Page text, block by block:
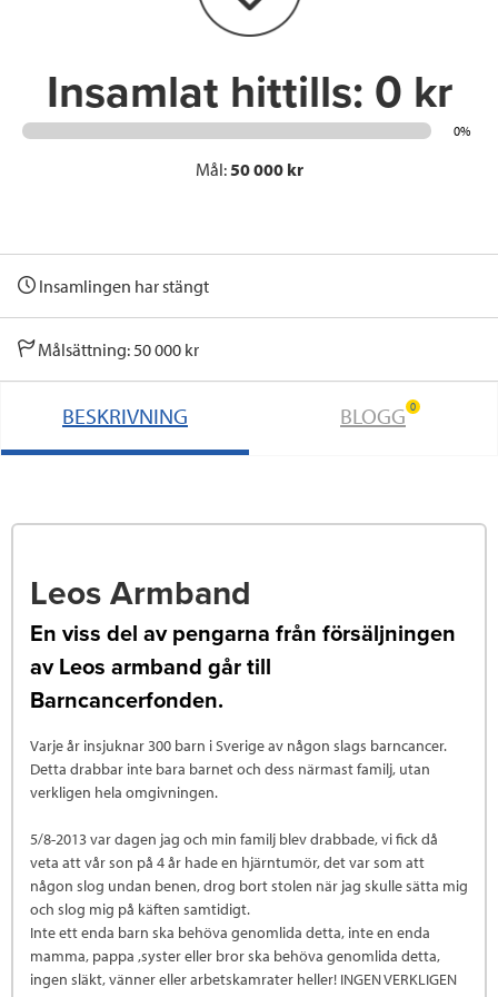
n
Insamlat hittills: 0 kr
0%
Mål:50 000 kr
Insamlingen har stängt
Målsättning: 50 000 kr
BESKRIVNING BLOGG 0
Leos Armband
En viss del av pengarna från försäljningen
av Leos armband går till
Barncancerfonden.
Varje år insjuknar 300 barn i Sverige av någon slags barncancer.
Detta drabbar inte bara barnet och dess närmast familj, utan
verkligen hela omgivningen.
5/8-2013 var dagen jag och min familj blev drabbade, vi fick då
veta att vår son på 4 år hade en hjärntumör, det var som att
någon slog undan benen, drog bort stolen när jag skulle sätta mig
och slog mig på käften samtidigt.
Inte ett enda barn ska behöva genomlida detta, inte en enda
mamma, pappa ,syster eller bror ska behöva genomlida detta,
ingen släkt, vänner eller arbetskamrater heller! INGEN VERKLIGEN